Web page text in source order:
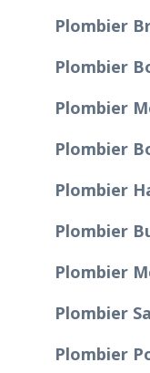
Plombier
Plombier
Plombier
Plombier
Plombier
Plombier
Plombier
Plombier
Plombier